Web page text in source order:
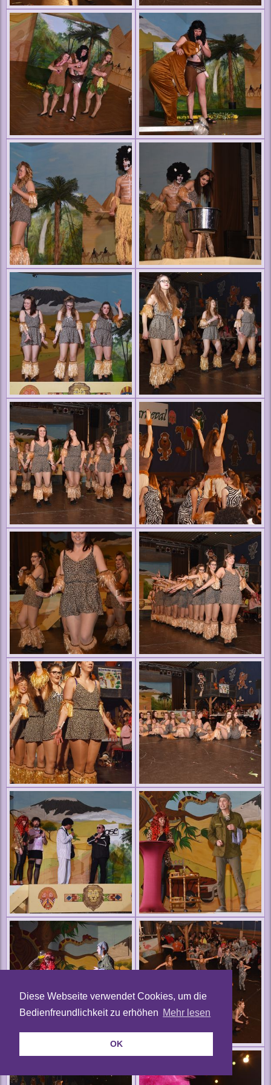
Diese Webseite verwendet Cookies, um die
Bedienfreundlichkeit zu erhöhen Mehr lesen
OK